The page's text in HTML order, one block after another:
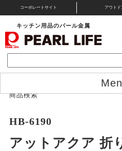
コーポレートサイト アウトド
キッチン用品のパール金属
商品検索
HB-6190
アットアクア 折